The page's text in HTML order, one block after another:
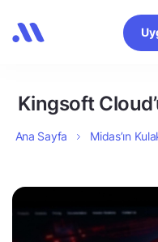
Kingsoft
Ana Sayfa Midas’ın